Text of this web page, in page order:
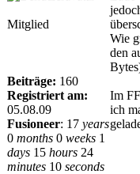
Mitglied
Beiträge: 160
Registriert am:
05.08.09
Fusioneer: 17 years
0 months 0 weeks 1
days 15 hours 24
minutes 10 seconds
Wie
den
Im
ich